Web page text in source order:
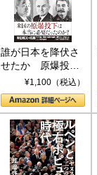
誰が日本を降伏さ
せたか 原爆投
下、ソ連参戦、そ
して聖断 (PHP新
書)
¥1,100（税込）